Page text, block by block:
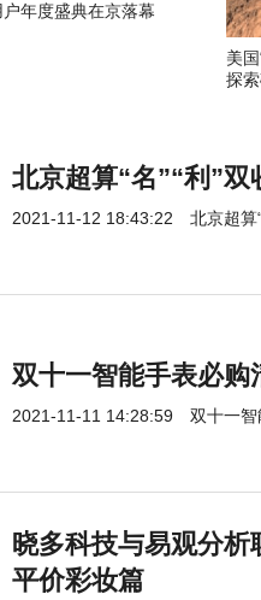
户年度盛典在京落幕
美
探
北京超算“名”“利”
2021-11-12 18:43:22 北京超算
双十一智能手表必
2021-11-11 14:28:59 双十一
晓多科技与易观分析
平价彩妆篇